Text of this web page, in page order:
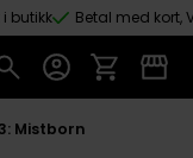
i butikk Betal med kort,
Mistborn